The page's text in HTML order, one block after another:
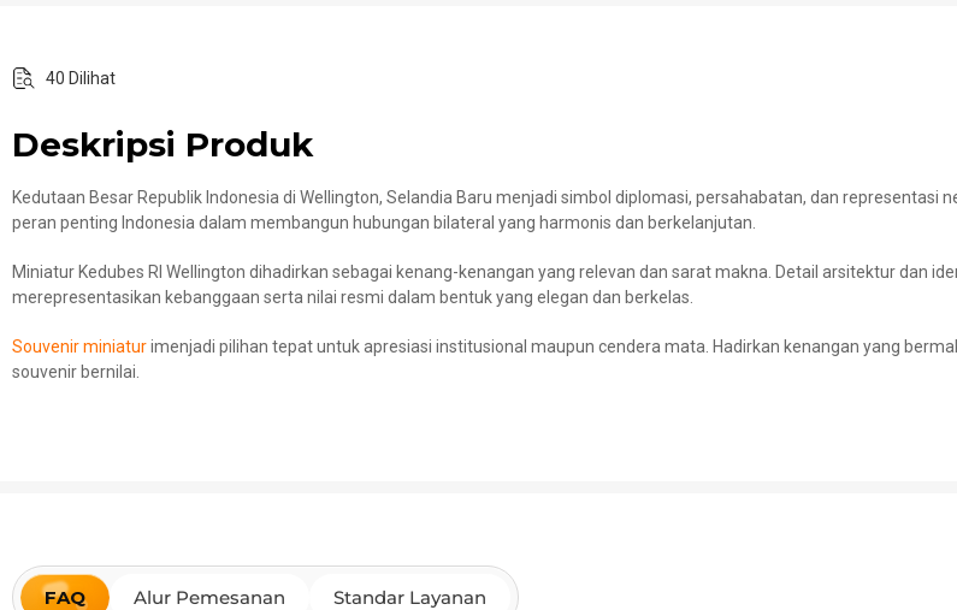
40 Dilihat
Deskripsi Produk
Kedutaan Besar Republik Indonesia di Wellington, Selandia Baru menjadi simbol diplomasi, persahabatan, dan representasi
peran penting Indonesia dalam membangun hubungan bilateral yang harmonis dan berkelanjutan.
Miniatur Kedubes RI Wellington dihadirkan sebagai kenang-kenangan yang relevan dan sarat makna. Detail arsitektur dan
merepresentasikan kebanggaan serta nilai resmi dalam bentuk yang elegan dan berkelas.
Souvenir miniaturimenjadi pilihan tepat untuk apresiasi institusional maupun cendera mata. Hadirkan kenangan yang
souvenir bernilai.
FAQ Alur Pemesanan Standar Layanan